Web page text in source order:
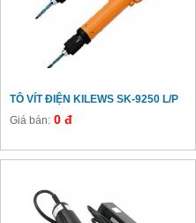
TÔ VÍT ĐIỆN KILEWS SK-9250 L/P
Giá bán: 0 đ